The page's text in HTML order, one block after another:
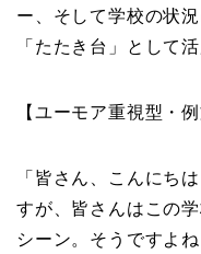
ー、そして学校の状
「たたき台」として
【ユーモア重視型・例
「皆さん、こんにち
すが、皆さんはこの
シーン。そうですよ